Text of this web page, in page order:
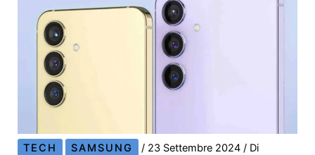
TECH SAMSUNG / 23 Settembre 2024/ Di